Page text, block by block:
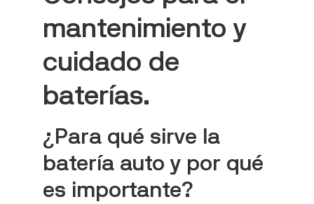
mantenimiento y
cuidado de
baterías.
¿Para qué sirve la
batería auto y por qué
es importante?